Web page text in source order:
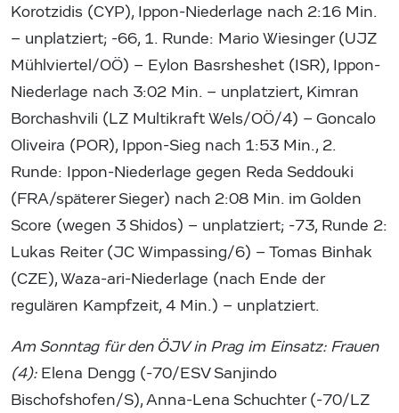
Korotzidis (CYP), Ippon-Niederlage nach 2:16 Min.
– unplatziert; -66, 1. Runde: Mario Wiesinger (UJZ
Mühlviertel/OÖ) – Eylon Basrsheshet (ISR), Ippon-
Niederlage nach 3:02 Min. – unplatziert, Kimran
Borchashvili (LZ Multikraft Wels/OÖ/4) – Goncalo
Oliveira (POR), Ippon-Sieg nach 1:53 Min., 2.
Runde: Ippon-Niederlage gegen Reda Seddouki
(FRA/späterer Sieger) nach 2:08 Min. im Golden
Score (wegen 3 Shidos) – unplatziert; -73, Runde 2:
Lukas Reiter (JC Wimpassing/6) – Tomas Binhak
(CZE), Waza-ari-Niederlage (nach Ende der
regulären Kampfzeit, 4 Min.) – unplatziert.
Am Sonntag für den ÖJV in Prag im Einsatz: Frauen
(4): Elena Dengg (-70/ESV Sanjindo
Bischofshofen/S), Anna-Lena Schuchter (-70/LZ